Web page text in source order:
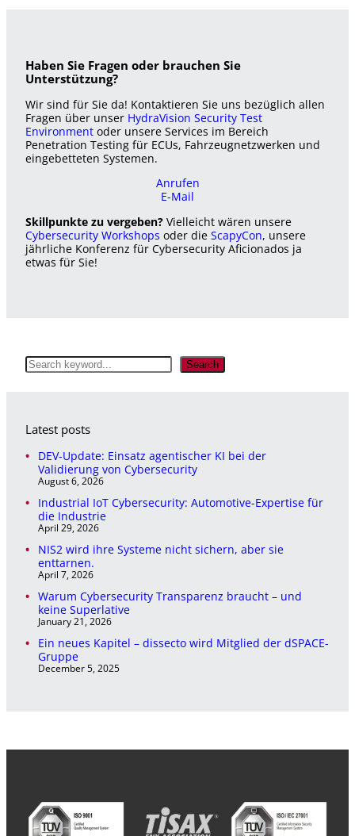
Haben Sie Fragen oder brauchen Sie
Unterstützung?
Wir sind für Sie da! Kontaktieren Sie uns bezüglich allen
Fragen über unser HydraVision Security Test
Environment oder unsere Services im Bereich
Penetration Testing für ECUs, Fahrzeugnetzwerken und
eingebetteten Systemen.
Anrufen
E-Mail
Skillpunkte zu vergeben? Vielleicht wären unsere
Cybersecurity Workshops oder die ScapyCon, unsere
jährliche Konferenz für Cybersecurity Aficionados ja
etwas für Sie!
S
e
h
Search
Latest posts
DEV-Update: Einsatz agentischer KI bei der
Validierung von Cybersecurity
August 6, 2026
Industrial IoT Cybersecurity: Automotive-Expertise für
die Industrie
April 29, 2026
NIS2 wird ihre Systeme nicht sichern, aber sie
enttarnen.
April 7, 2026
Warum Cybersecurity Transparenz braucht – und
keine Superlative
January 21, 2026
Ein neues Kapitel – dissecto wird Mitglied der dSPACE-
Gruppe
December 5, 2025